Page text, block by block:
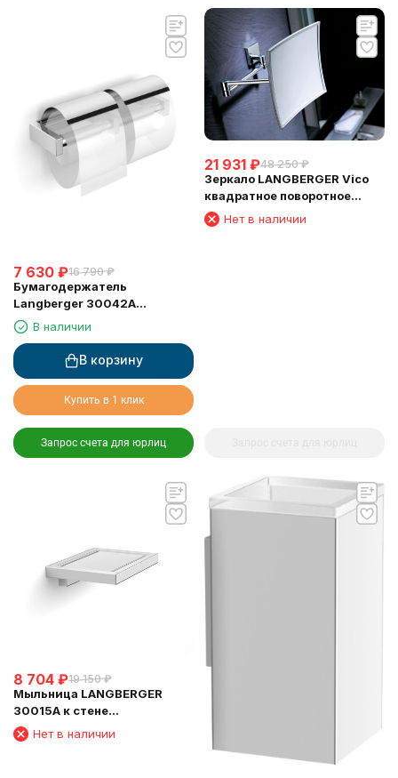
7 630 ₽16 790 ₽
Бумагодержатель
Langberger 30042A
туалетной бумаги с
крышкой двойной
В наличии
В корзину
Купить в 1 клик
Запрос счета для юрлиц
21 931 ₽48 250 ₽
Зеркало LANGBERGER Vico
квадратное поворотное
косметическое 5 кратное
увеличение (75485)
Нет в наличии
8 704 ₽19 150 ₽
Мыльница LANGBERGER
30015A к стене
хромированная (L&C)
Нет в наличии